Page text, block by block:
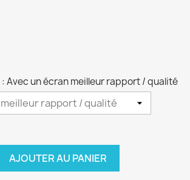
Avec un écran meilleur rapport / qualité
AJOUTER AU PANIER